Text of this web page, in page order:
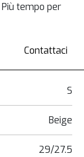
tempo per
Contattaci
S
Beige
29/27.5